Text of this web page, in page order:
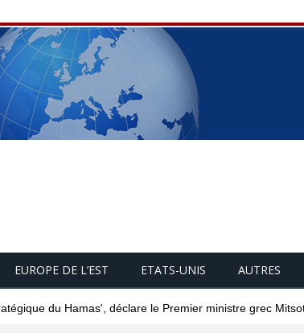
EUROPE DE L’EST ETATS-UNIS AUTRES
du Hamas', déclare le Premier ministre grec